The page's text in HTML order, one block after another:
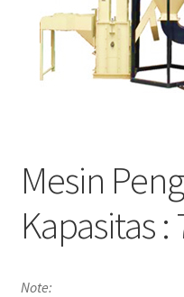
Mesin
Kapasitas :
Note: